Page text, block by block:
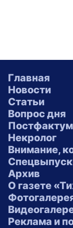
Главная
Новости
Статьи
Вопрос дня
Постфактум
Некролог
Внимание,
Архив
О газете
Реклама и